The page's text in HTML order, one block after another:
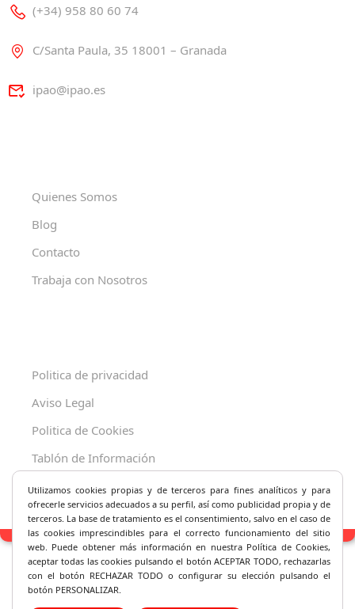
(+34) 958 80 60 74
C/Santa Paula, 35 18001 – Granada
ipao@ipao.es
Quienes Somos
Blog
Contacto
Trabaja con Nosotros
Politica de privacidad
Aviso Legal
Politica de Cookies
Tablón de Información
Decreto 625/2019
Utilizamos cookies propias y de terceros para fines analíticos y para
ofrecerle servicios adecuados a su perfil, así como publicidad propia y de
terceros. La base de tratamiento es el consentimiento, salvo en el caso de
las cookies imprescindibles para el correcto funcionamiento del sitio
web. Puede obtener más información en nuestra Política de Cookies,
aceptar todas las cookies pulsando el botón ACEPTAR TODO, rechazarlas
con el botón RECHAZAR TODO o configurar su elección pulsando el
botón PERSONALIZAR.